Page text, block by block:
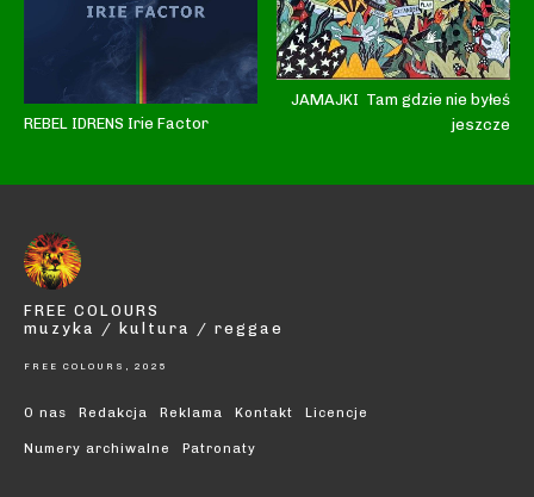
REBEL IDRENS Irie Factor
JAMAJKI Tam gdzie nie byłeś
jeszcze
O nas Redakcja Reklama Kontakt Licencje
Numery archiwalne Patronaty
FREE COLOURS
muzyka / kultura / reggae
FREE COLOURS, 2025